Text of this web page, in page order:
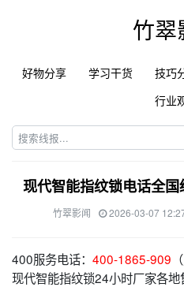
竹翠
好物分享 学习干货 技巧
行业
现代智能指纹锁电话全
竹翠影闻 2026-03-07
400服务电话： 400-1865-909
现代智能指纹锁24小时厂家各